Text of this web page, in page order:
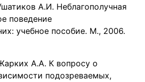
А.И. Неблагополучная
поведение
учебное пособие. М., 2006.
А.А. К вопросу о
подозреваемых,